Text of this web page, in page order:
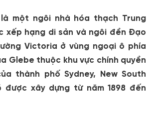
là một ngôi nhà hóa thạch Trung
xếp hạng di sản và ngôi đền Đạo
Victoria ở vùng ngoại ô phía
Glebe thuộc khu vực chính quyền
thành phố Sydney, New South
được xây dựng từ năm 1898 đến